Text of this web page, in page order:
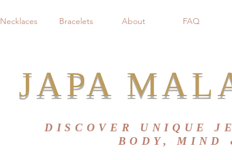
Necklaces Bracelets About FAQ
JAPA
DISCOVER UNIQUE
BODY,